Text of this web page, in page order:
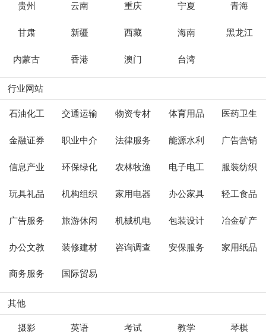
贵州 云南 重庆 宁夏 青海
甘肃 新疆 西藏 海南 黑龙江
内蒙古 香港 澳门 台湾
行业网站
石油化工 交通运输 物资专材 体育用品 医药卫生
金融证券 职业中介 法律服务 能源水利 广告营销
信息产业 环保绿化 农林牧渔 电子电工 服装纺织
玩具礼品 机构组织 家用电器 办公家具 轻工食品
广告服务 旅游休闲 机械机电 包装设计 冶金矿产
办公文教 装修建材 咨询调查 安保服务 家用纸品
商务服务 国际贸易
其他
摄影 英语 考试 教学 琴棋